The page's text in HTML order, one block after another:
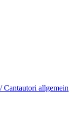
allgemein